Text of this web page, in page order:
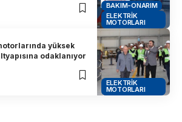
BAKIM-ONARIM
ELEKTRIK
MOTORLARI
ELEKTRIK
MOTORLARI
yüksek
odaklanıyor